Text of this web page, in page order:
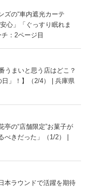
ズの“車内遮光カーテ
心」「ぐっすり眠れま
：2ページ目
まいと思う店はどこ？
日」！】（2/4） | 兵庫県
亭の“店舗限定”お菓子が
きだった」（1/2） |
本ラウンドで活躍を期待